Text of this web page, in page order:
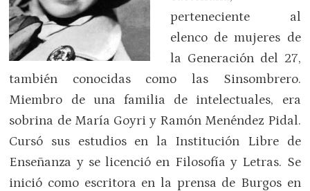
perteneciente al
elenco de mujeres de
la Generación del 27,
también conocidas como las Sinsombrero.
Miembro de una familia de intelectuales, era
sobrina de María Goyri y Ramón Menéndez Pidal.
Cursó sus estudios en la Institución Libre de
Enseñanza y se licenció en Filosofía y Letras. Se
inició como escritora en la prensa de Burgos en